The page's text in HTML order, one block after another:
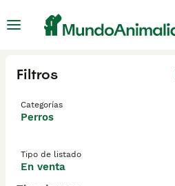
Filtros
Categorías
Perros
Tipo de listado
En venta